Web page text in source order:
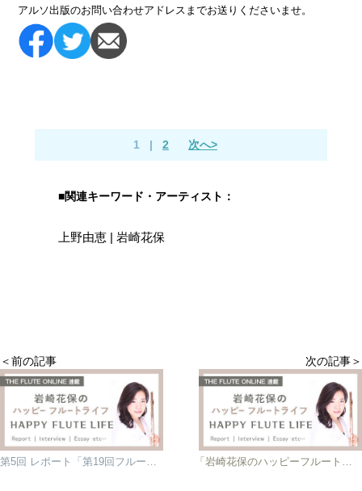
アルソ出版のお問い合わせアドレスまでお送りくださいませ。
1 | 2 次へ>
■関連キーワード・アーティスト：
上野由恵 | 岩崎花保
＜前の記事 次の記事＞